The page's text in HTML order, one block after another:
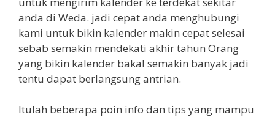
anda di Weda. jadi cepat anda menghubungi
kami untuk bikin kalender makin cepat selesai
sebab semakin mendekati akhir tahun Orang
yang bikin kalender bakal semakin banyak jadi
tentu dapat berlangsung antrian.
Itulah beberapa poin info dan tips yang mampu